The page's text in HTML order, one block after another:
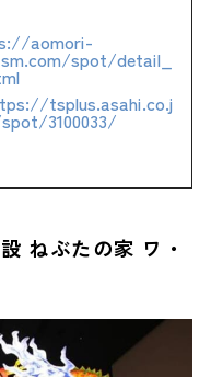
aomori-
spot/detail_
tsplus.asahi.co.j
3100033/
ねぶたの家 ワ・